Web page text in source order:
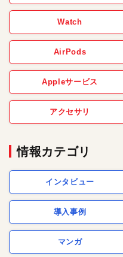
Watch
AirPods
Appleサービス
アクセサリ
情報カテゴリ
インタビュー
導入事例
マンガ